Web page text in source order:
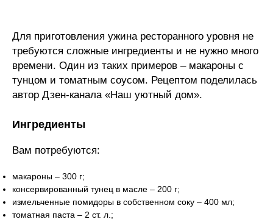
Для приготовления ужина ресторанного уровня не
требуются сложные ингредиенты и не нужно много
времени. Один из таких примеров – макароны с
тунцом и томатным соусом. Рецептом поделилась
автор Дзен-канала «Наш уютный дом».
Ингредиенты
Вам потребуются:
макароны – 300 г;
консервированный тунец в масле – 200 г;
измельченные помидоры в собственном соку – 400 мл;
томатная паста – 2 ст. л.;